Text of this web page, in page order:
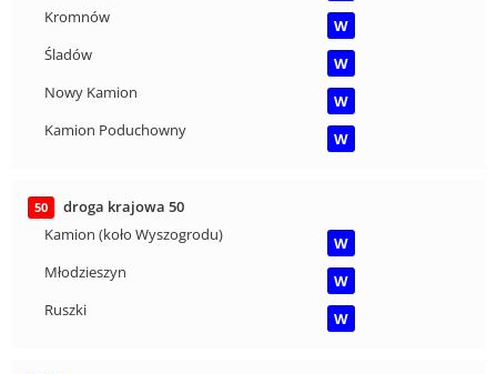
Kromnów
W
Śladów
W
Nowy Kamion
W
Kamion Poduchowny
W
50
droga krajowa 50
Kamion (koło Wyszogrodu)
W
Młodzieszyn
W
Ruszki
W